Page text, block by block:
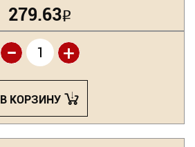
279.63Р
+
-
В КОРЗИНУ